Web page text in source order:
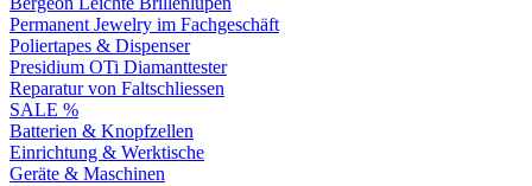
Permanent Jewelry im Fachgeschäft
Poliertapes & Dispenser
Presidium OTi Diamanttester
Reparatur von Faltschliessen
SALE %
Batterien & Knopfzellen
Einrichtung & Werktische
Geräte & Maschinen